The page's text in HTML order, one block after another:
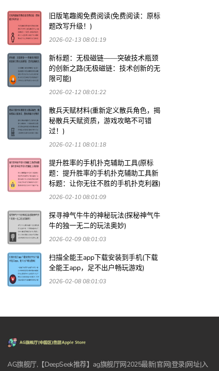
旧版笔趣阁免费阅读(免费阅读：原标
题改写升级！)
2026-02-13 08:01:19
新标题：无极磁链——突破技术瓶颈
的创新之路(无极磁链：技术创新的无
限可能)
2026-02-12 08:01:22
散兵天赋材料(重新定义散兵角色，揭
秘散兵天赋资质，游戏攻略不可错
过！)
2026-02-11 08:01:18
提升胜率的手机扑克辅助工具(原标
题：提升胜率的手机扑克辅助工具新
标题：让你无往不胜的手机扑克利器)
2026-02-10 08:01:09
探寻神气牛牛的神秘玩法(探秘神气牛
牛的独一无二的玩法奥妙)
2026-02-09 08:01:03
扫描全能王app下载安装到手机(下载
全能王app，足不出户畅玩游戏)
2026-02-08 08:01:03
AG旗舰厅,【DeepSeek推荐】ag旗舰厅网2025最新|官网|登录|网址|入